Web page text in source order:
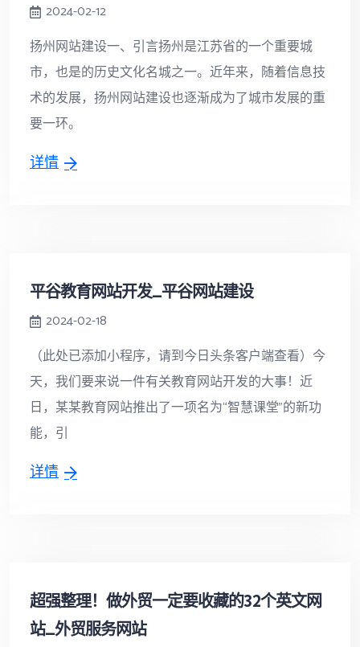
2024-02-12
扬州网站建设一、引言扬州是江苏省的一个重要城
市，也是的历史文化名城之一。近年来，随着信息技
术的发展，扬州网站建设也逐渐成为了城市发展的重
要一环。
详情
平谷教育网站开发_平谷网站建设
2024-02-18
（此处已添加小程序，请到今日头条客户端查看）今
天，我们要来说一件有关教育网站开发的大事！近
日，某某教育网站推出了一项名为“智慧课堂”的新功
能，引
详情
超强整理！做外贸一定要收藏的32个英文网
站_外贸服务网站